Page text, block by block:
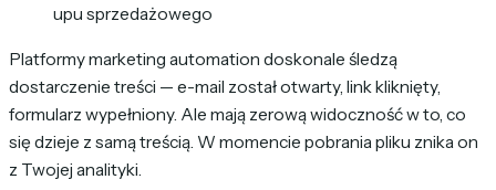
upu sprzedażowego
Platformy marketing automation doskonale śledzą
dostarczenie treści — e-mail został otwarty, link kliknięty,
formularz wypełniony. Ale mają zerową widoczność w to, co
się dzieje z samą treścią. W momencie pobrania pliku znika on
z Twojej analityki.